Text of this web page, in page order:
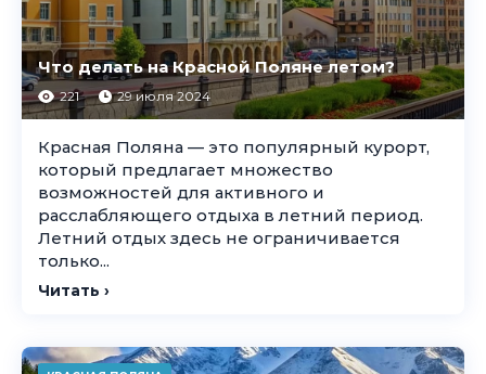
Что делать на Красной Поляне летом?
221 29 июля 2024
Красная Поляна — это популярный курорт,
который предлагает множество
возможностей для активного и
расслабляющего отдыха в летний период.
Летний отдых здесь не ограничивается
только...
Читать ›